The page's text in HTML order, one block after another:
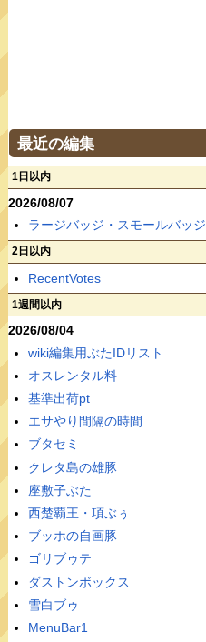
最近の編集
1日以内
2026/08/07
ラージバッジ・スモールバッジ
2日以内
RecentVotes
1週間以内
2026/08/04
wiki編集用ぶたIDリスト
オスレンタル料
基準出荷pt
エサやり間隔の時間
ブタセミ
クレタ島の雄豚
座敷子ぶた
西楚覇王・項ぶぅ
ブッホの自画豚
ゴリブゥテ
ダストンボックス
雪白ブゥ
MenuBar1